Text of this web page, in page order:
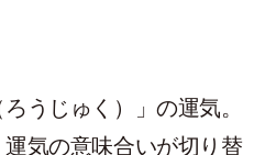
ろうじゅく）」の運気。
気の意味合いが切り替